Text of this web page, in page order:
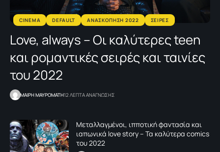
CINEMA DEFAULT ΑΝΑΣΚΟΠΗΣΗ 2022 ΣΕΙΡΕΣ
Love, always – Οι καλύτερες teen
και ρομαντικές σειρές και ταινίες
του 2022
MΑΙΡΗ ΜΑΥΡΟΜΑΤΗ12 ΛΕΠΤΑ ΑΝΑΓΝΩΣΗΣ
Μεταλλαγμένοι, ιπποτική φαντασία και
ιαπωνικά love story – Τα καλύτερα comics
του 2022